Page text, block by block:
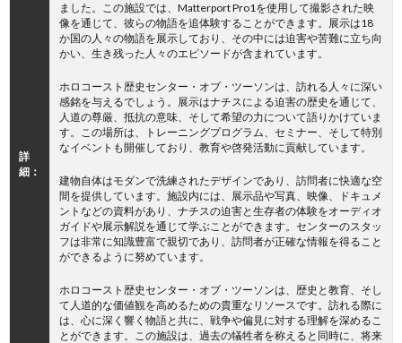
詳
細：
ました。この施設では、Matterport Pro1を使用して撮影された映
像を通じて、彼らの物語を追体験することができます。展示は18
か国の人々の物語を展示しており、その中には迫害や苦難に立ち向
かい、生き残った人々のエピソードが含まれています。
ホロコースト歴史センター・オブ・ツーソンは、訪れる人々に深い
感銘を与えるでしょう。展示はナチスによる迫害の歴史を通じて、
人道の尊厳、抵抗の意味、そして希望の力について語りかけていま
す。この場所は、トレーニングプログラム、セミナー、そして特別
なイベントも開催しており、教育や啓発活動に貢献しています。
建物自体はモダンで洗練されたデザインであり、訪問者に快適な空
間を提供しています。施設内には、展示品や写真、映像、ドキュメ
ントなどの資料があり、ナチスの迫害と生存者の体験をオーディオ
ガイドや展示解説を通じて学ぶことができます。センターのスタッ
フは非常に知識豊富で親切であり、訪問者が正確な情報を得ること
ができるように努めています。
ホロコースト歴史センター・オブ・ツーソンは、歴史と教育、そし
て人道的な価値観を高めるための貴重なリソースです。訪れる際に
は、心に深く響く物語と共に、戦争や偏見に対する理解を深めるこ
とができます。この施設は、過去の犠牲者を称えると同時に、将来